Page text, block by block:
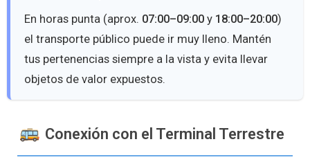
En horas punta (aprox. 07:00–09:00 y 18:00–20:00)
el transporte público puede ir muy lleno. Mantén
tus pertenencias siempre a la vista y evita llevar
objetos de valor expuestos.
Conexión con el Terminal Terrestre